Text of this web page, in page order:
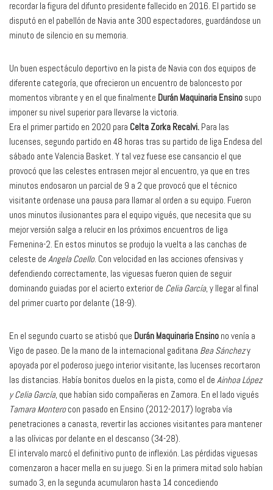
recordar la figura del difunto presidente fallecido en 2016. El partido se
disputó en el pabellón de Navia ante 300 espectadores, guardándose un
minuto de silencio en su memoria.
Un buen espectáculo deportivo en la pista de Navia con dos equipos de
diferente categoría, que ofrecieron un encuentro de baloncesto por
momentos vibrante y en el que finalmente Durán Maquinaria Ensino supo
imponer su nivel superior para llevarse la victoria.
Era el primer partido en 2020 para Celta Zorka Recalvi. Para las
lucenses, segundo partido en 48 horas tras su partido de liga Endesa del
sábado ante Valencia Basket. Y tal vez fuese ese cansancio el que
provocó que las celestes entrasen mejor al encuentro, ya que en tres
minutos endosaron un parcial de 9 a 2 que provocó que el técnico
visitante ordenase una pausa para llamar al orden a su equipo. Fueron
unos minutos ilusionantes para el equipo vigués, que necesita que su
mejor versión salga a relucir en los próximos encuentros de liga
Femenina-2. En estos minutos se produjo la vuelta a las canchas de
celeste de Angela Coello. Con velocidad en las acciones ofensivas y
defendiendo correctamente, las viguesas fueron quien de seguir
dominando guiadas por el acierto exterior de Celia García, y llegar al final
del primer cuarto por delante (18-9).
En el segundo cuarto se atisbó que Durán Maquinaria Ensino no venía a
Vigo de paseo. De la mano de la internacional gaditana Bea Sánchezy
apoyada por el poderoso juego interior visitante, las lucenses recortaron
las distancias. Había bonitos duelos en la pista, como el de Ainhoa López
y Celia García, que habían sido compañeras en Zamora. En el lado vigués
Tamara Monterocon pasado en Ensino (2012-2017) lograba vía
penetraciones a canasta, revertir las acciones visitantes para mantener
a las olívicas por delante en el descanso (34-28).
El intervalo marcó el definitivo punto de inflexión. Las pérdidas viguesas
comenzaron a hacer mella en su juego. Si en la primera mitad solo habían
sumado 3, en la segunda acumularon hasta 14 concediendo